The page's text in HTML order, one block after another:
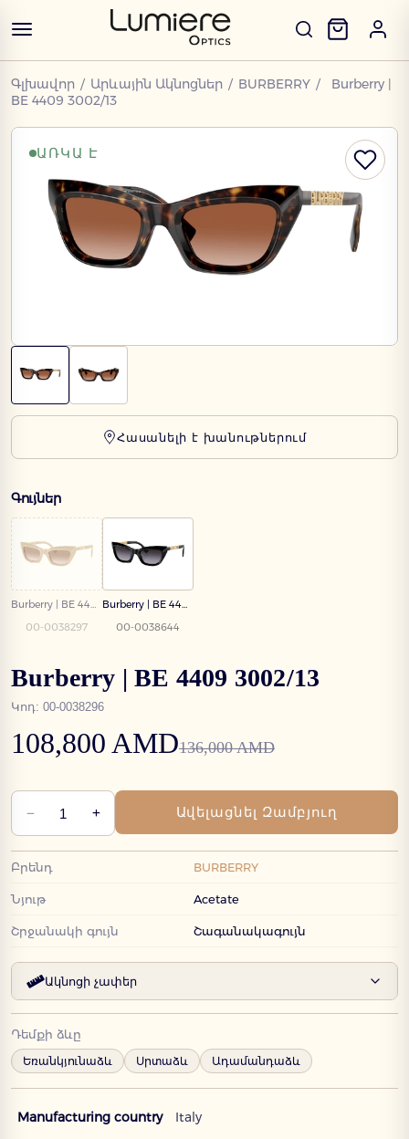
Գլխավոր / Արևային Ակնոցներ / BURBERRY /
Burberry |
BE 4409 3002/13
ԱՌԿԱ Է
Հասանելի է խանութներում
Գույներ
Burberry | BE 4409 4092/13
00-0038297
Burberry | BE 4409 3001/8G
00-0038644
Burberry | BE 4409 3002/13
Կոդ: 00-0038296
108,800 AMD136,000 AMD
− 1 + Ավելացնել Զամբյուղ
Բրենդ BURBERRY
Նյութ Acetate
Շրջանակի գույն Շագանակագույն
Ակնոցի չափեր
Դեմքի ձևը
Եռանկյունաձև Սրտաձև Ադամանդաձև
Manufacturing country
Italy